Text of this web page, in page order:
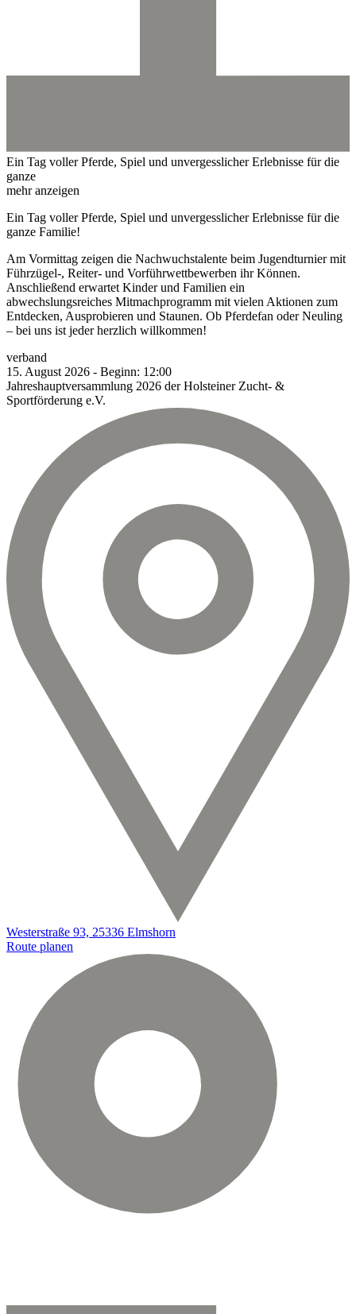
Ein Tag voller Pferde, Spiel und unvergesslicher Erlebnisse für die
ganze
mehr anzeigen
Ein Tag voller Pferde, Spiel und unvergesslicher Erlebnisse für die
ganze Familie!
Am Vormittag zeigen die Nachwuchstalente beim Jugendturnier mit
Führzügel-, Reiter- und Vorführwettbewerben ihr Können.
Anschließend erwartet Kinder und Familien ein
abwechslungsreiches Mitmachprogramm mit vielen Aktionen zum
Entdecken, Ausprobieren und Staunen. Ob Pferdefan oder Neuling
– bei uns ist jeder herzlich willkommen!
verband
15. August 2026 - Beginn: 12:00
Jahreshauptversammlung 2026 der Holsteiner Zucht- &
Sportförderung e.V.
Westerstraße 93, 25336 Elmshorn
Route planen